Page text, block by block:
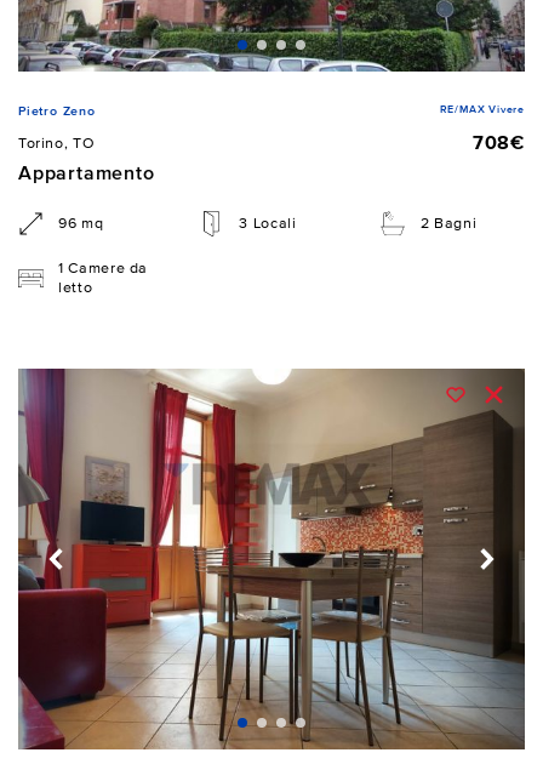
Pietro Zeno RE/MAX Vivere
Torino, TO
708€
Appartamento
96 mq 3 Locali 2 Bagni
1 Camere da
letto